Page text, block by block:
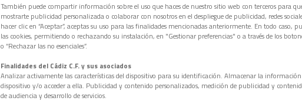
También puede compartir información sobre el uso que haces de nuestro sitio web con terceros para
mostrarte publicidad personalizada o colaborar con nosotros en el despliegue de publicidad, redes
hacer clic en “Aceptar”, aceptas su uso para las finalidades mencionadas anteriormente. En todo caso,
las cookies, permitiendo o rechazando su instalación, en "Gestionar preferencias" o a través de los
o “Rechazar las no esenciales”.
Finalidades del Cádiz C.F. y sus asociados
Analizar activamente las características del dispositivo para su identificación. Almacenar la
dispositivo y/o acceder a ella. Publicidad y contenido personalizados, medición de publicidad y
de audiencia y desarrollo de servicios.